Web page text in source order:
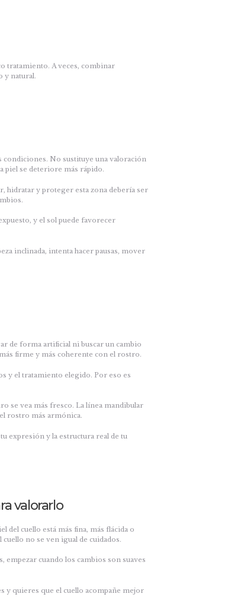
tratamiento. A veces, combinar
y natural.
condiciones. No sustituye una valoración
piel se deteriore más rápido.
hidratar y proteger esta zona debería ser
y el sol puede favorecer
inclinada, intenta hacer pausas, mover
de forma artificial ni buscar un cambio
firme y más coherente con el rostro.
y el tratamiento elegido. Por eso es
se vea más fresco. La línea mandibular
rostro más armónica.
expresión y la estructura real de tu
valorarlo
del cuello está más fina, más flácida o
no se ven igual de cuidados.
empezar cuando los cambios son suaves
y quieres que el cuello acompañe mejor